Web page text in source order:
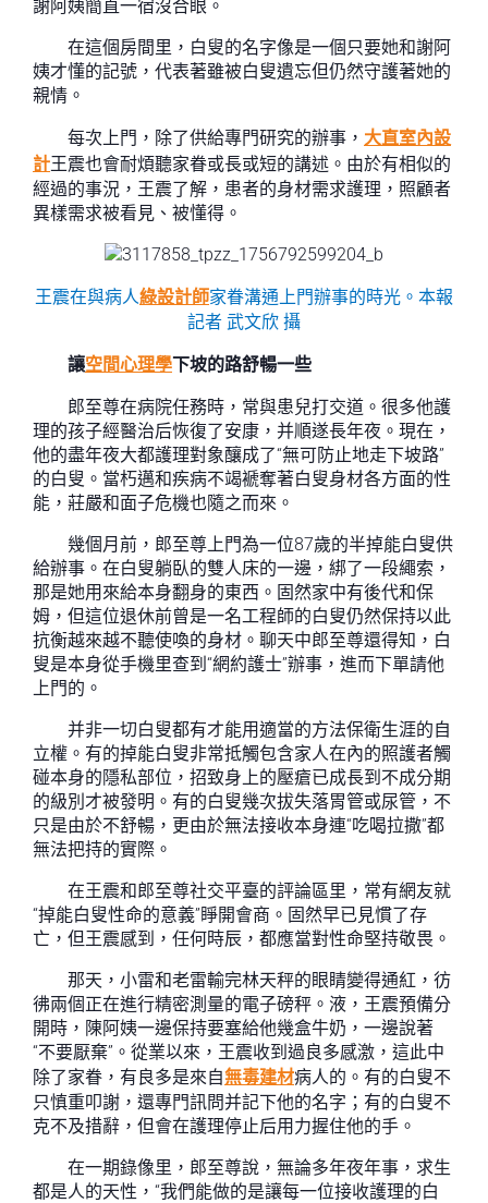
謝阿姨簡直一宿沒合眼。
在這個房間里，白叟的名字像是一個只要她和謝阿
姨才懂的記號，代表著雖被白叟遺忘但仍然守護著她的
親情。
每次上門，除了供給專門研究的辦事， 大直室內設
計王震也會耐煩聽家眷或長或短的講述。由於有相似的
經過的事況，王震了解，患者的身材需求護理，照顧者
異樣需求被看見、被懂得。
王震在與病人綠設計師家眷溝通上門辦事的時光。本報
記者 武文欣 攝
讓空間心理學下坡的路舒暢一些
郎至尊在病院任務時，常與患兒打交道。很多他護
理的孩子經醫治后恢復了安康，并順遂長年夜。現在，
他的盡年夜大都護理對象釀成了“無可防止地走下坡路”
的白叟。當朽邁和疾病不竭褫奪著白叟身材各方面的性
能，莊嚴和面子危機也隨之而來。
幾個月前，郎至尊上門為一位87歲的半掉能白叟供
給辦事。在白叟躺臥的雙人床的一邊，綁了一段繩索，
那是她用來給本身翻身的東西。固然家中有後代和保
姆，但這位退休前曾是一名工程師的白叟仍然保持以此
抗衡越來越不聽使喚的身材。聊天中郎至尊還得知，白
叟是本身從手機里查到“網約護士”辦事，進而下單請他
上門的。
并非一切白叟都有才能用適當的方法保衛生涯的自
立權。有的掉能白叟非常抵觸包含家人在內的照護者觸
碰本身的隱私部位，招致身上的壓瘡已成長到不成分期
的級別才被發明。有的白叟幾次拔失落胃管或尿管，不
只是由於不舒暢，更由於無法接收本身連“吃喝拉撒”都
無法把持的實際。
在王震和郎至尊社交平臺的評論區里，常有網友就
“掉能白叟性命的意義”睜開會商。固然早已見慣了存
亡，但王震感到，任何時辰，都應當對性命堅持敬畏。
那天，小雷和老雷輸完林天秤的眼睛變得通紅，彷
彿兩個正在進行精密測量的電子磅秤。液，王震預備分
開時，陳阿姨一邊保持要塞給他幾盒牛奶，一邊說著
“不要厭棄”。從業以來，王震收到過良多感激，這此中
除了家眷，有良多是來自無毒建材病人的。有的白叟不
只慎重叩謝，還專門訊問并記下他的名字；有的白叟不
克不及措辭，但會在護理停止后用力握住他的手。
在一期錄像里，郎至尊說，無論多年夜年事，求生
都是人的天性，“我們能做的是讓每一位接收護理的白